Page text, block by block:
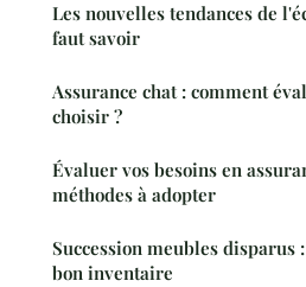
Les nouvelles tendances de
faut savoir
Assurance chat : comment
choisir ?
Évaluer vos besoins en
méthodes à adopter
Succession meubles
bon inventaire